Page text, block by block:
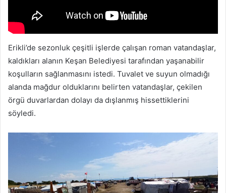
Erikli’de sezonluk çeşitli işlerde çalışan roman vatandaşlar,
kaldıkları alanın Keşan Belediyesi tarafından yaşanabilir
koşulların sağlanmasını istedi. Tuvalet ve suyun olmadığı
alanda mağdur olduklarını belirten vatandaşlar, çekilen
örgü duvarlardan dolayı da dışlanmış hissettiklerini
söyledi.